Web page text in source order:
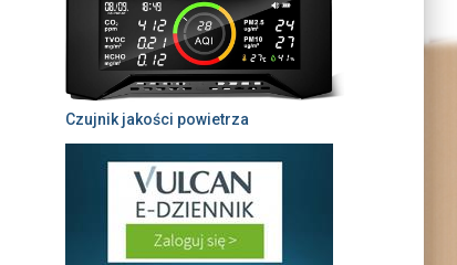
Czujnik jakości powietrza